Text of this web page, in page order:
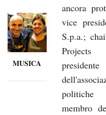
MUSICA
ancora
vice
S.p.a.;
presidente
membro